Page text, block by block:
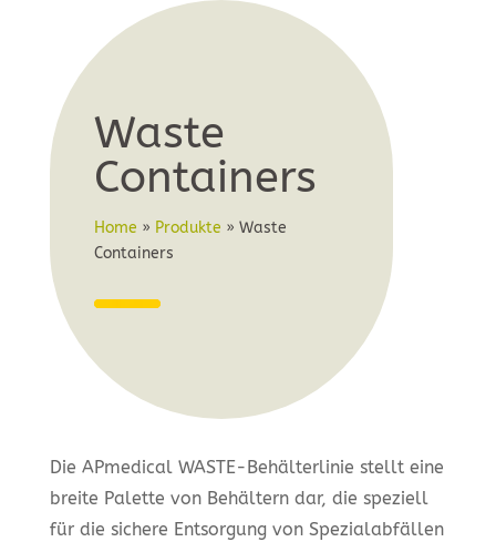
Waste
Containers
Home » Produkte » Waste
Containers
Die APmedical WASTE-Behälterlinie stellt eine
breite Palette von Behältern dar, die speziell
für die sichere Entsorgung von Spezialabfällen